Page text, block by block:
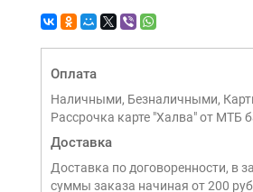
Оплата
Наличными, Безналичными,
Рассрочка карте "Халва" от МТБ
Доставка
Доставка по договоренности, в
суммы заказа начиная от 200